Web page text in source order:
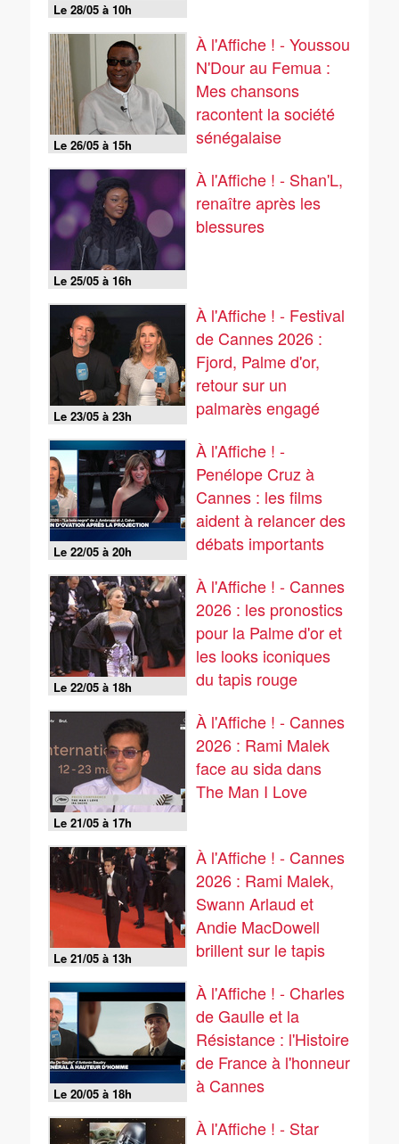
Le 28/05 à 10h
Le 26/05 à 15h
À l'Affiche ! - Youssou
N'Dour au Femua :
Mes chansons
racontent la société
sénégalaise
Le 25/05 à 16h
À l'Affiche ! - Shan'L,
renaître après les
blessures
Le 23/05 à 23h
À l'Affiche ! - Festival
de Cannes 2026 :
Fjord, Palme d'or,
retour sur un
palmarès engagé
Le 22/05 à 20h
À l'Affiche ! -
Penélope Cruz à
Cannes : les films
aident à relancer des
débats importants
Le 22/05 à 18h
À l'Affiche ! - Cannes
2026 : les pronostics
pour la Palme d'or et
les looks iconiques
du tapis rouge
Le 21/05 à 17h
À l'Affiche ! - Cannes
2026 : Rami Malek
face au sida dans
The Man I Love
Le 21/05 à 13h
À l'Affiche ! - Cannes
2026 : Rami Malek,
Swann Arlaud et
Andie MacDowell
brillent sur le tapis
Le 20/05 à 18h
À l'Affiche ! - Charles
de Gaulle et la
Résistance : l'Histoire
de France à l'honneur
à Cannes
À l'Affiche ! - Star